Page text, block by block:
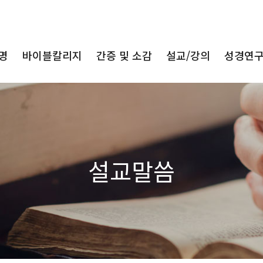
바이블칼리지 간증 및 소감 설교/강의 성경연
설교말씀